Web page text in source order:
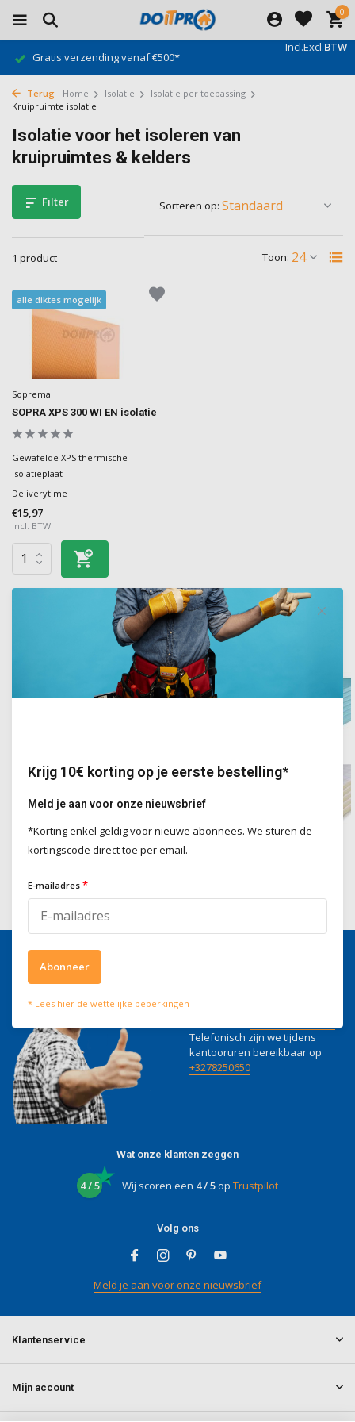
0
Incl.Excl.BTW
Gratis verzending vanaf €500*
Terug Home Isolatie
Isolatie per toepassing
Kruipruimte isolatie
Isolatie voor het isoleren van
kruipruimtes & kelders
Filter
1 product Toon:
Sorteren op:
alle diktes mogelijk
Soprema
SOPRA XPS 300 WI EN isolatie
Gewafelde XPS thermische
isolatieplaat
Deliverytime
€15,97
Incl. BTW
Overige categorieën in Isolatie
Isolatie per toepassing
Telefonisch zijn we tijdens
kantooruren bereikbaar op
+3278250650
Wat onze klanten zeggen
4 / 5 Wij scoren een 4 / 5op Trustpilot
Volg ons
Meld je aan voor onze nieuwsbrief
Klantenservice
Mijn account
Krijg 10€ korting op je eerste bestelling*
Meld je aan voor onze nieuwsbrief
*Korting enkel geldig voor nieuwe abonnees. We sturen de
kortingscode direct toe per email.
E-mailadres *
Abonneer
* Lees hier de wettelijke beperkingen